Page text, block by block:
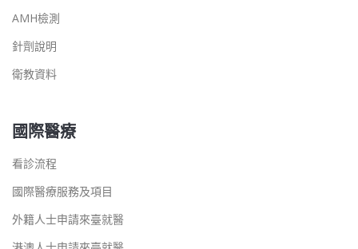
AMH檢測
針劑說明
衛教資料
國際醫療
看診流程
國際醫療服務及項目
外籍人士申請來臺就醫